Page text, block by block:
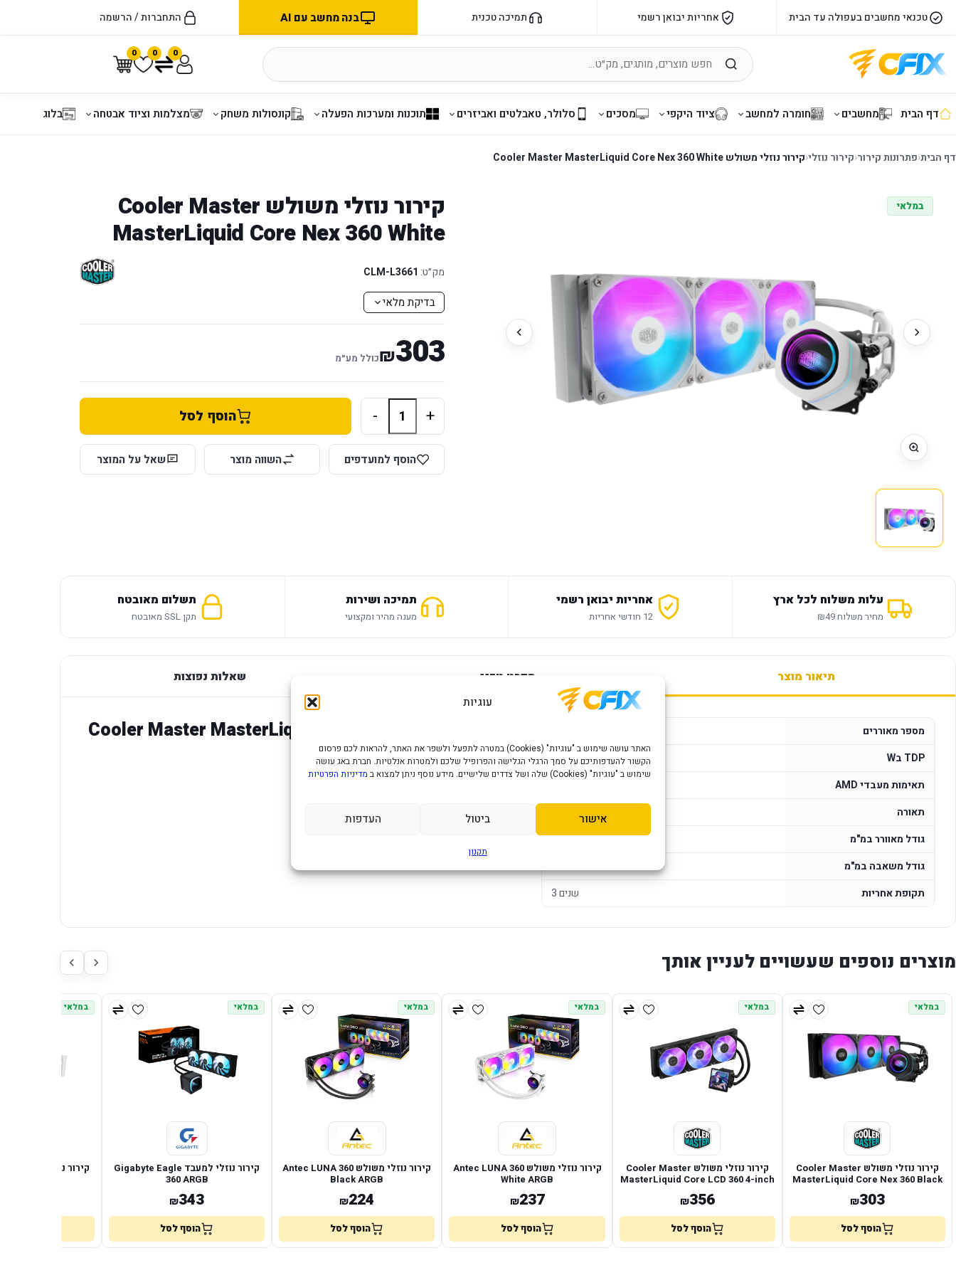
עוגיות
האתר עושה שימוש ב "עוגיות" (Cookies) במטרה לתפעל ולשפר את האתר, להראות לכם פרסום
הקשור להעדפותיכם על סמך הרגלי הגלישה והפרופיל שלכם ולמטרות אנלטיות. חברת באג עושה
שימוש ב "עוגיות" (Cookies) שלה ושל צדדים שלישיים. מידע נוסף ניתן למצוא ב
מדיניות הפרטיות
אישור ביטול העדפות
תקנון
טכנאי מחשבים בעפולה עד הבית אחריות יבואן רשמי תמיכה טכנית בנה מחשב עם AI התחברות / הרשמה
0 0 0
דף הבית מחשבים חומרה למחשב ציוד היקפי מסכים סלולר, טאבלטים ואביזרים תוכנות ומערכות הפעלה קונסולות משחק מצלמות וציוד אבטחה בלוג
דף הבית‹פתרונות קירור‹קירור נוזלי‹קירור נוזלי משולש Cooler Master MasterLiquid Core Nex 360 White
במלאי
קירור נוזלי משולש Cooler Master
MasterLiquid Core Nex 360 White
מק״ט: CLM-L3661
בדיקת מלאי
303
₪כולל מע״מ
+
- הוסף לסל
הוסף למועדפים השווה מוצר שאל על המוצר
עלות משלוח לכל ארץ
מחיר משלוח ₪49
אחריות יבואן רשמי
12 חודשי אחריות
תמיכה ושירות
מענה מהיר ומקצועי
תשלום מאובטח
תקן SSL מאובטח
תיאור מוצר מפרט טכני שאלות נפוצות
מספר מאוררים
TDP בW
up to 280W
תאימות מעבדי AMD
תאורה
גודל מאוורר במ"מ
120
גודל משאבה במ"מ
תקופת אחריות
3 שנים
קירור נוזלי משולש Cooler Master MasterLiquid Core
Nex 360 White
מבצע! 3 יח' ומעלה לפי 190 ש"ח ליח'
מוצרים נוספים שעשויים לעניין אותך
במלאי
קירור נוזלי משולש Cooler Master
MasterLiquid Core Nex 360 Black
₪303
הוסף לסל
במלאי
קירור נוזלי משולש Cooler Master
MasterLiquid Core LCD 360 4-inch
₪356
הוסף לסל
במלאי
קירור נוזלי משולש Antec LUNA 360
White ARGB
₪237
הוסף לסל
במלאי
קירור נוזלי משולש Antec LUNA 360
Black ARGB
₪224
הוסף לסל
במלאי
קירור נוזלי למעבד Gigabyte Eagle
360 ARGB
₪343
הוסף לסל
במלאי